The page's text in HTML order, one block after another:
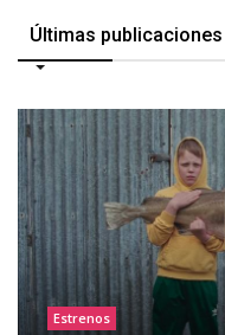
Últimas publicaciones
Estrenos